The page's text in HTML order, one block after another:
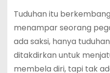
Tuduhan itu
menampar seorang
ada saksi, hanya
ditakdirkan untuk
membela diri, tapi tak